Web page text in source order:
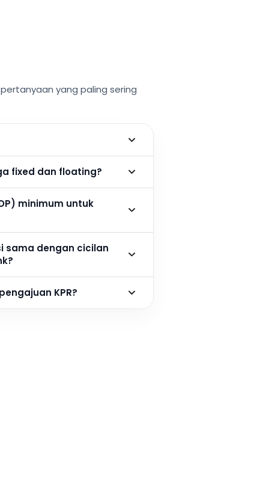
yang paling sering
fixed dan floating?
minimum untuk
sama dengan cicilan
KPR?